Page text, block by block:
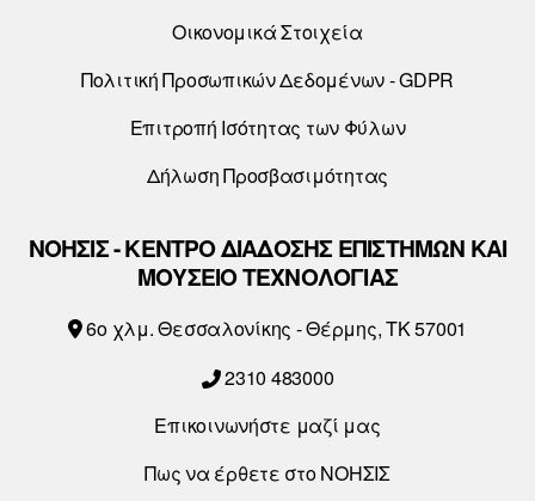
Οικονομικά Στοιχεία
Πολιτική Προσωπικών Δεδομένων - GDPR
Επιτροπή Ισότητας των Φύλων
Δήλωση Προσβασιμότητας
ΝΟΗΣΙΣ - ΚΕΝΤΡΟ ΔΙΑΔΟΣΗΣ ΕΠΙΣΤΗΜΩΝ ΚΑΙ
ΜΟΥΣΕΙΟ ΤΕΧΝΟΛΟΓΙΑΣ
6o χλμ. Θεσσαλονίκης - Θέρμης, ΤΚ 57001
2310 483000
Επικοινωνήστε μαζί μας
Πως να έρθετε στο ΝΟΗΣΙΣ